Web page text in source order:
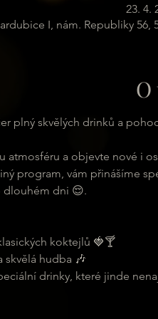
23. 4.
I, nám. Republiky 56,
plný skvělých drinků a
atmosféru a objevte nové i
program, vám přinášíme
dni 😌.
koktejlů 🍓🍸
skvělá hudba 🎶
drinky, které jinde